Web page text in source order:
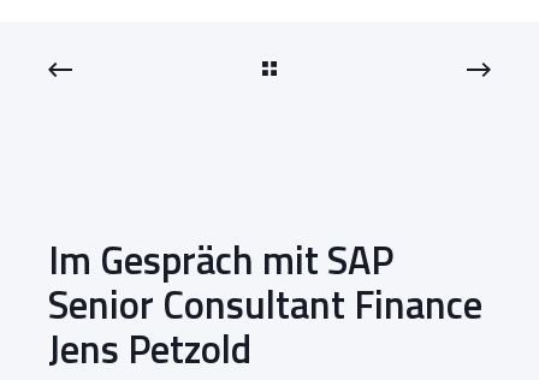
Im Gespräch mit SAP
Senior Consultant Finance
Jens Petzold